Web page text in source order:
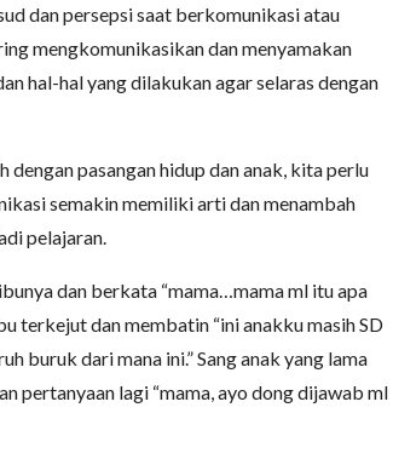
dan persepsi saat berkomunikasi atau
mengkomunikasikan dan menyamakan
hal-hal yang dilakukan agar selaras dengan
pasangan hidup dan anak, kita perlu
semakin memiliki arti dan menambah
pelajaran.
dan berkata “mama…mama ml itu apa
terkejut dan membatin “ini anakku masih SD
buruk dari mana ini.” Sang anak yang lama
pertanyaan lagi “mama, ayo dong dijawab ml